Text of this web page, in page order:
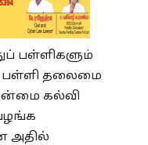
பள்ளிகளும்
பள்ளி தலைமை
கல்வி
அதில்